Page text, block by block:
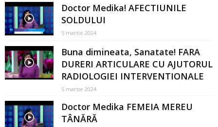
Doctor Medika! AFECTIUNILE
SOLDULUI
5 martie 2024
Buna dimineata, Sanatate! FARA
DURERI ARTICULARE CU AJUTORUL
RADIOLOGIEI INTERVENTIONALE
5 martie 2024
Doctor Medika FEMEIA MEREU
TÂNĂRĂ